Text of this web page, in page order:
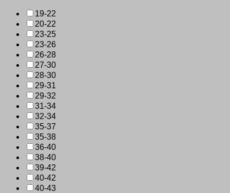
19-22
20-22
23-25
23-26
26-28
27-30
28-30
29-31
29-32
31-34
32-34
35-37
35-38
36-40
38-40
39-42
40-42
40-43